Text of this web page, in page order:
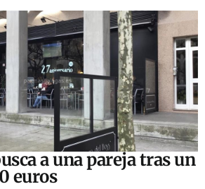
a una pareja tras un
euros